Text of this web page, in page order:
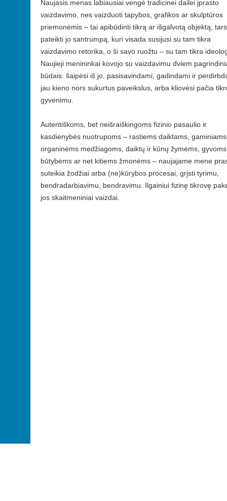
Naujasis menas labiausiai vengė tradicinei dailei įprasto
vaizdavimo, nes vaizduoti tapybos, grafikos ar skulptūros
priemonėmis – tai apibūdinti tikrą ar išgalvotą objektą,
pateikti jo santrumpą, kuri visada susijusi su tam tikra
vaizdavimo retorika, o ši savo ruožtu – su tam tikra
Naujieji menininkai kovojo su vaizdavimu dviem
būdais: šaipėsi iš jo, pasisavindami, gadindami ir
jau kieno nors sukurtus paveikslus, arba kliovėsi pačia
gyvenimu.
Autentiškoms, bet neišraiškingoms fizinio pasaulio ir
kasdienybės nuotrupoms – rastiems daiktams,
organinėms medžiagoms, daiktų ir kūnų žymėms, gyvoms
būtybėms ar net kitiems žmonėms – naujajame mene
suteikia žodžiai arba (ne)kūrybos procesai, grįsti tyrimu,
bendradarbiavimu, bendravimu. Ilgainiui fizinę tikrovę
jos skaitmeniniai vaizdai.